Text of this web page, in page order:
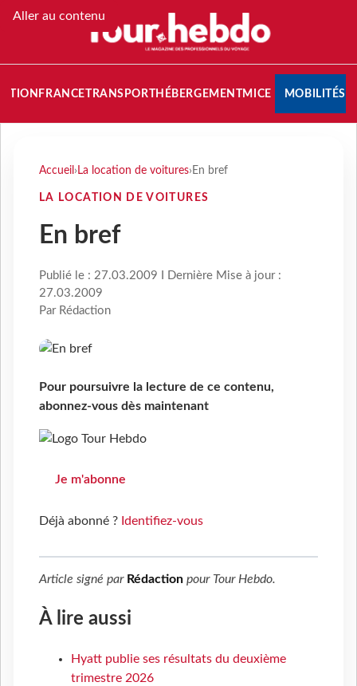
Aller au contenu
FRANCETRANSPORT HÉBERGEMENTMICE MOBILITÉS
Accueil › La location de voitures› En bref
LA LOCATION DE VOITURES
En bref
Publié le : 27.03.2009 I Dernière Mise à jour :
27.03.2009
Par Rédaction
Pour poursuivre la lecture de ce contenu,
abonnez-vous dès maintenant
Je m'abonne
Déjà abonné ? Identifiez-vous
Article signé par Rédaction pour Tour Hebdo.
À lire aussi
Hyatt publie ses résultats du deuxième
trimestre 2026